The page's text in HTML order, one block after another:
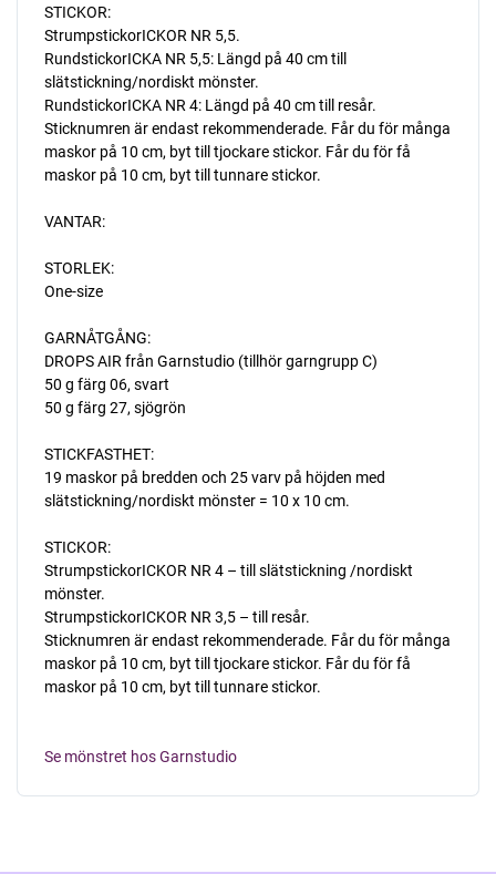
STICKOR:
StrumpstickorICKOR NR 5,5.
RundstickorICKA NR 5,5: Längd på 40 cm till
slätstickning/nordiskt mönster.
RundstickorICKA NR 4: Längd på 40 cm till resår.
Sticknumren är endast rekommenderade. Får du för många
maskor på 10 cm, byt till tjockare stickor. Får du för få
maskor på 10 cm, byt till tunnare stickor.
VANTAR:
STORLEK:
One-size
GARNÅTGÅNG:
DROPS AIR från Garnstudio (tillhör garngrupp C)
50 g färg 06, svart
50 g färg 27, sjögrön
STICKFASTHET:
19 maskor på bredden och 25 varv på höjden med
slätstickning/nordiskt mönster = 10 x 10 cm.
STICKOR:
StrumpstickorICKOR NR 4 – till slätstickning /nordiskt
mönster.
StrumpstickorICKOR NR 3,5 – till resår.
Sticknumren är endast rekommenderade. Får du för många
maskor på 10 cm, byt till tjockare stickor. Får du för få
maskor på 10 cm, byt till tunnare stickor.
Se mönstret hos Garnstudio